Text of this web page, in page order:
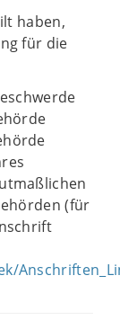
haben,
für die
(für